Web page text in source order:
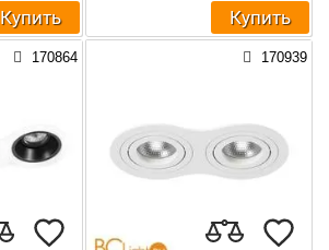
Купить Купить
170864 170939